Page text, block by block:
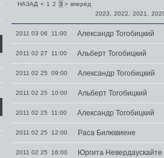
НАЗАД < 1 2 3 > вперёд
2023
2022 2021
2011 03 06 11:00 Александр Тогобицкий
2011 02 27 11:00 Альберт Тогобицкий
2011 02 25 09:00 Александр Тогобицкий
2011 02 25 10:00 Альберт Тогобицкий
2011 02 25 11:00 Александр Тогобицкий
2011 02 25 12:00 Раса Билювиене
2011 02 25 16:00 Юргита Невердаускайте